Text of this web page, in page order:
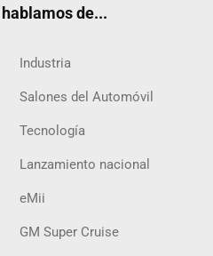
de...
Industria
Salones del Automóvil
Tecnología
Lanzamiento nacional
eMii
GM Super Cruise